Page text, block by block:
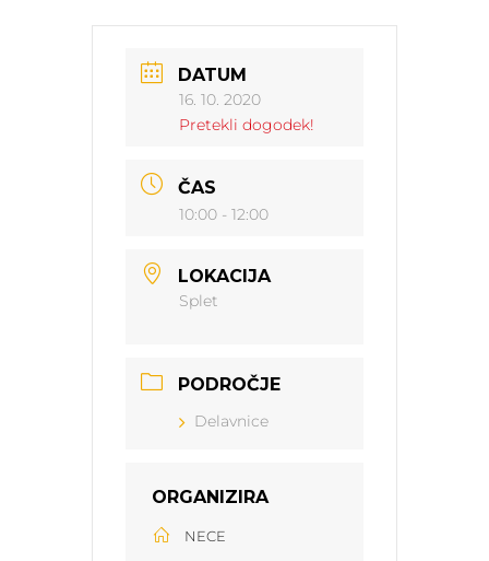
DATUM
16. 10. 2020
Pretekli dogodek!
ČAS
10:00 - 12:00
LOKACIJA
Splet
PODROČJE
Delavnice
ORGANIZIRA
NECE